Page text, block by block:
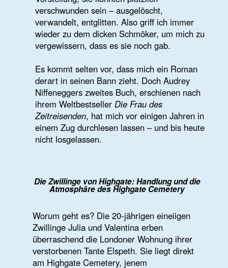
Die Zwillinge von Highgate: Handlung und die
Atmosphäre des Highgate Cemetery
Worum geht es? Die 20-jährigen eineiigen
überraschend die Londoner Wohnung ihrer
verstorbenen Tante Elspeth. Sie liegt direkt
am Highgate Cemetery, jenem
verwunschenen viktorianischen Friedhof,
dessen überwucherte Gräber – darunter das
von Karl Marx, George Eliot und Douglas
Adams – eine eigene, morbide Topografie
bilden. Um das Erbe anzutreten, müssen die
Schwestern ein Jahr lang dort leben; ihre
Eltern dürfen die Wohnung in dieser Zeit
Muttermal erscheint auf der jeweils anderen
Seite. Auch ihre Charaktere bilden
Zögerliche, die im Schatten ihrer Schwester
kaum eine eigene Kontur gewinnt.
Magischer Realismus und Gothic Novel: Die
Geister von Highgate